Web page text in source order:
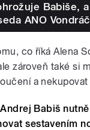
Babiše,
ANO
co říká Alena
zároveň také si
a
Babiš
sestavením